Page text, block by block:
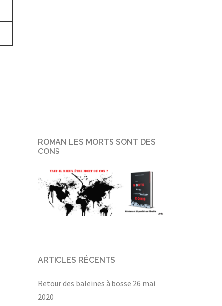
ROMAN LES MORTS SONT DES
CONS
ARTICLES RÉCENTS
Retour des baleines à bosse 26 mai
2020